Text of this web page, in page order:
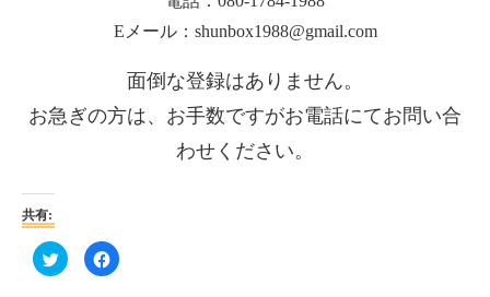
Eメール：shunbox1988@gmail.com
面倒な登録はありません。
お急ぎの方は、
お手数ですがお電話にてお問い合
わせください。
共有:
ク
リ
Facebook
で